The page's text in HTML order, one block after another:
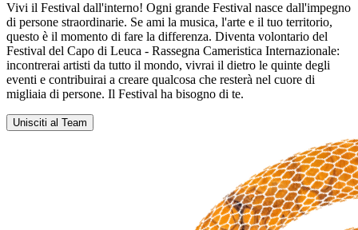
Vivi il Festival dall'interno! Ogni grande Festival nasce dall'impegno
di persone straordinarie. Se ami la musica, l'arte e il tuo territorio,
questo è il momento di fare la differenza. Diventa volontario del
Festival del Capo di Leuca - Rassegna Cameristica Internazionale:
incontrerai artisti da tutto il mondo, vivrai il dietro le quinte degli
eventi e contribuirai a creare qualcosa che resterà nel cuore di
migliaia di persone. Il Festival ha bisogno di te.
Unisciti al Team